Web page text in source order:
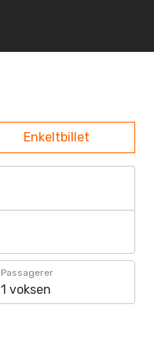
Enkeltbillet
Passagerer
1 voksen